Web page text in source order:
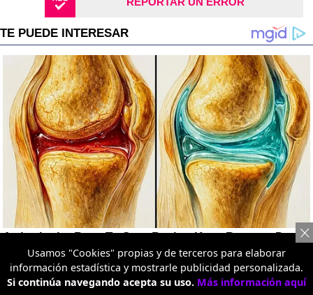
Usamos "Cookies" propias y de terceros para elaborar
información estadística y mostrarle publicidad personalizada.
Si continúa navegando acepta su uso. Más información aquí